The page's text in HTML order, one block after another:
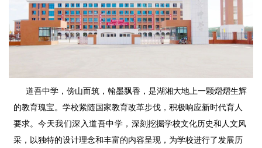
道吾中学，傍山而筑，翰墨飘香， 是湖湘大地上一颗熠熠生辉
的教育瑰宝。 学校紧随国家教育改革步伐，积极响应新时代育人
要求。 今天我们深入道吾中学 ， 深刻挖掘学校文化历史和人文风
采， 以独特的设计理念和丰富的内容呈现， 为学校进行了 发展历